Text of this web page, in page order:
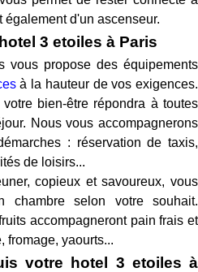
également d'un ascenseur.
3 etoiles à Paris
vous propose des équipements
à la hauteur de vos exigences.
bien-être répondra à toutes
Nous vous accompagnerons
: réservation de taxis,
de loisirs...
copieux et savoureux, vous
selon votre souhait.
accompagneront pain frais et
fromage, yaourts...
votre hotel 3 etoiles à